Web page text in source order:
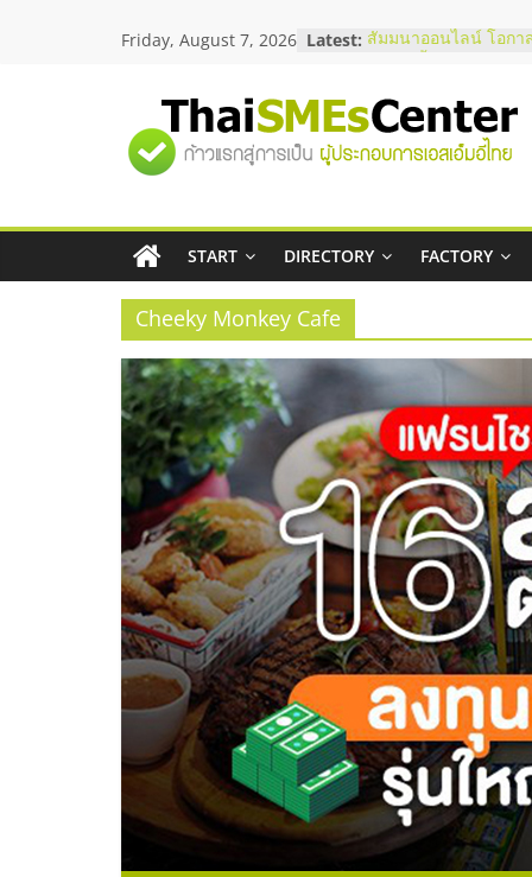
Friday, August 7, 2026 Latest: สัมมนาออนไลน์ โอกา
ThaiFranchise
ไชส์ ครั้งที่ 8
ร้านเครื่องเสียงคุณภาพ
วิธีเลือกผู้ให้บริการให้
โจทย์ธุรกิจ
อยากหาเงินทุน เพิ่มส
"ศูนย์
รวม
ข้อมูล
ธุรกิจ
SME
แห่ง
ประเทศไทย,
รวม
ธุรกิจ
เอ
START DIRECTORY FACTORY
Cheeky Monkey Cafe